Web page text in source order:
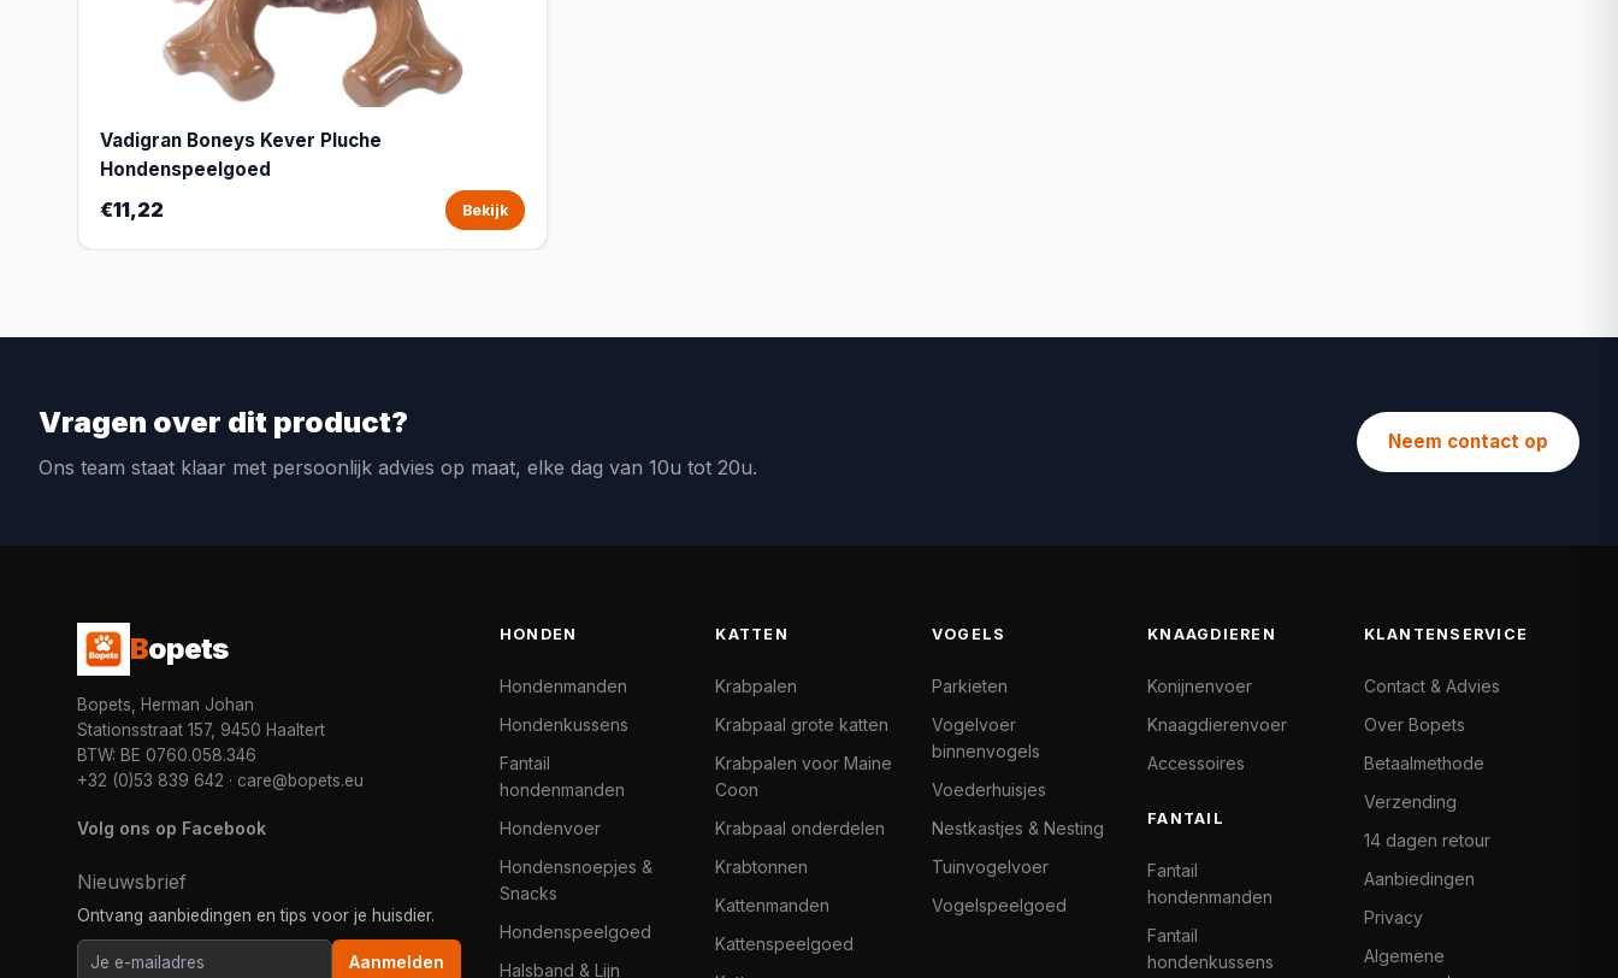
Vadigran Boneys Kever Pluche
Hondenspeelgoed
€11,22 Bekijk
Vragen over dit product?
Ons team staat klaar met persoonlijk advies op maat, elke dag van 10u tot 20u.
Neem contact op
Bopets
Bopets, Herman Johan
Stationsstraat 157, 9450 Haaltert
BTW: BE 0760.058.346
+32 (0)53 839 642 · care@bopets.eu
Volg ons op Facebook
Nieuwsbrief
Ontvang aanbiedingen en tips voor je huisdier.
Aanmelden
HONDEN
Hondenmanden
Hondenkussens
Fantail
hondenmanden
Hondenvoer
Hondensnoepjes &
Snacks
Hondenspeelgoed
Halsband & Lijn
KATTEN
Krabpalen
Krabpaal grote katten
Krabpalen voor Maine
Coon
Krabpaal onderdelen
Krabtonnen
Kattenmanden
Kattenspeelgoed
VOGELS
Parkieten
Vogelvoer
binnenvogels
Voederhuisjes
Nestkastjes & Nesting
Tuinvogelvoer
Vogelspeelgoed
KNAAGDIEREN
Konijnenvoer
Knaagdierenvoer
Accessoires
FANTAIL
Fantail
hondenmanden
Fantail
hondenkussens
KLANTENSERVICE
Contact & Advies
Over Bopets
Betaalmethode
Verzending
14 dagen retour
Aanbiedingen
Privacy
Algemene